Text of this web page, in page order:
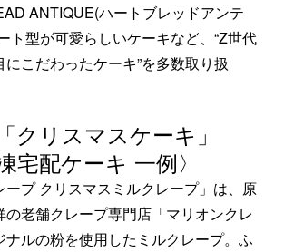
ANTIQUE(ハートブレッドアンテ
ト型が可愛らしいケーキなど、“Z世代
こだわったケーキ”を多数取り扱
クリスマスケーキ」
宅配ケーキ 一例〉
ープ クリスマスミルクレープ」は、原
の老舗クレープ専門店「マリオンクレ
ナルの粉を使用したミルクレープ。ふ